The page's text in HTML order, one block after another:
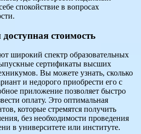
спокойствие в вопросах
стоимость
широкий спектр образовательных
сертификаты высших
Вы можете узнать, сколько
и недорого приобрести его с
приложение позволяет быстро
оплату. Это оптимальная
которые стремятся получить
без необходимости проведения
в университете или институте.